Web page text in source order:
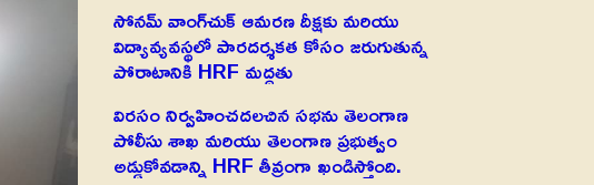
సోనమ్ వాంగ్‌చుక్ ఆమరణ దీక్షకు మరియు
విద్యావ్యవస్థలో పారదర్శకత కోసం జరుగుతున్న
పోరాటానికి HRF మద్దతు
విరసం నిర్వహించదలచిన సభను తెలంగాణ
పోలీసు శాఖ మరియు తెలంగాణ ప్రభుత్వం
అడ్డుకోవడాన్ని HRF తీవ్రంగా ఖండిస్తోంది.